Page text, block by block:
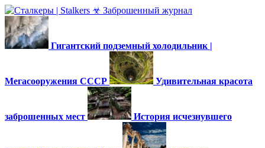
Гигантский подземный холодильник |
Мегасооружения СССР Удивительная красота
заброшенных мест История исчезнувшего